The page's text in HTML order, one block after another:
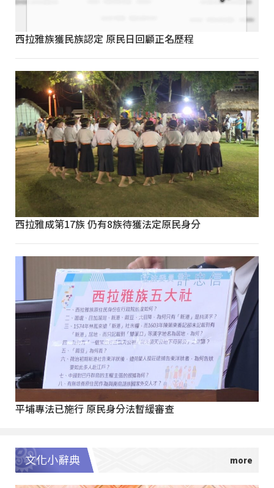
西拉雅族獲民族認定 原民日回顧正名歷程
西拉雅成第17族 仍有8族待獲法定原民身分
平埔專法已施行 原民身分法暫緩審查
文化小辭典